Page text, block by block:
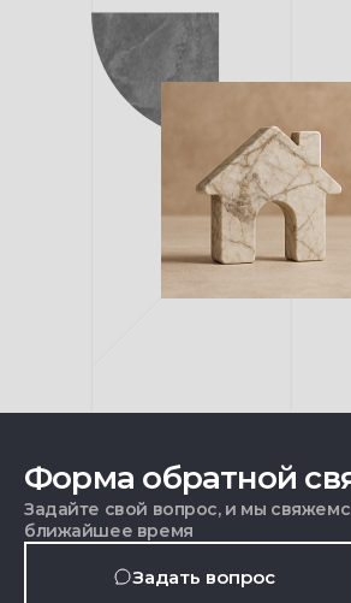
Форма обратной
Задайте свой вопрос, и мы
ближайшее время
Задать вопрос